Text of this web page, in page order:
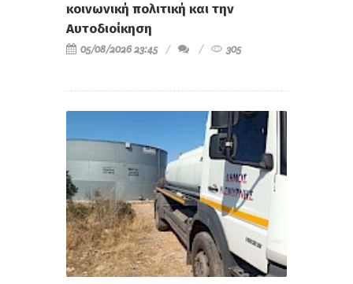
κοινωνική πολιτική και την
Αυτοδιοίκηση
05/08/2026 23:45 305